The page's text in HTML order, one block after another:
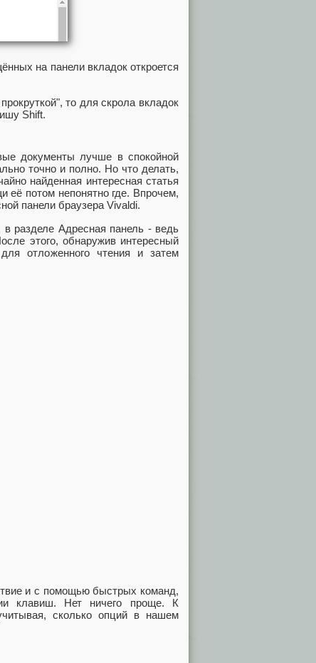
на панели вкладок откроется
то для скрола вкладок
Shift.
документы лучше в спокойной
точно и полно. Но что делать,
найденная интересная статья
её потом непонятно где. Впрочем,
панели браузера Vivaldi.
в разделе Адресная панель - ведь
этого, обнаружив интересный
отложенного чтения и затем
и с помощью быстрых команд,
клавиш. Нет ничего проще. К
сколько опций в нашем